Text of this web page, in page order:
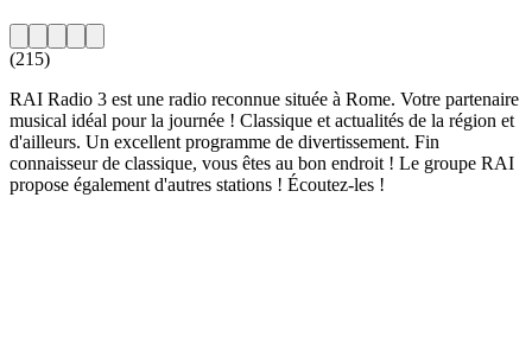
(215)
RAI Radio 3 est une radio reconnue située à Rome. Votre partenaire
musical idéal pour la journée ! Classique et actualités de la région et
d'ailleurs. Un excellent programme de divertissement. Fin
connaisseur de classique, vous êtes au bon endroit ! Le groupe RAI
propose également d'autres stations ! Écoutez-les !